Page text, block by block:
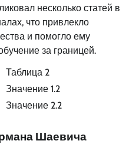
несколько статей в
что привлекло
и помогло ему
за границей.
Таблица 2
Значение 1.2
Значение 2.2
Шаевича